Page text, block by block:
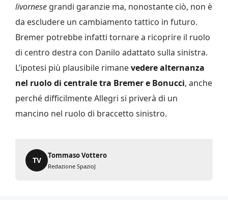
livornese grandi garanzie ma, nonostante ciò, non è
da escludere un cambiamento tattico in futuro.
Bremer potrebbe infatti tornare a ricoprire il ruolo
di centro destra con Danilo adattato sulla sinistra.
L’ipotesi più plausibile rimanevedere alternanza
nel ruolo di centrale tra Bremere Bonucci, anche
perché difficilmente Allegri si priverà di un
mancino nel ruolo di braccetto sinistro.
TV
Tommaso Vottero
Redazione SpazioJ